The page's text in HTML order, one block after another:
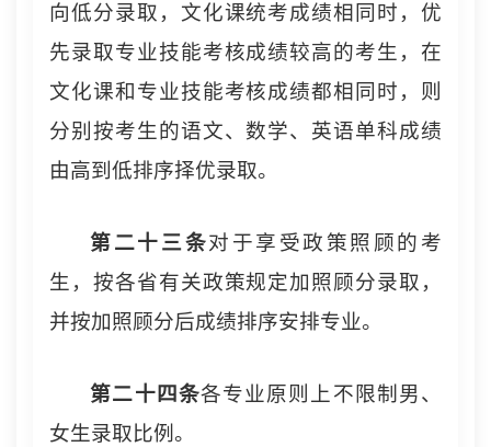
向低分录取，文化课统考成绩相同时，优
先录取专业技能考核成绩较高的考生，在
文化课和专业技能考核成绩都相同时，则
分别按考生的语文、数学、英语单科成绩
由高到低排序择优录取。
第二十三条对于享受政策照顾的考
生，按各省有关政策规定加照顾分录取，
并按加照顾分后成绩排序安排专业。
第二十四条各专业原则上不限制男、
女生录取比例。